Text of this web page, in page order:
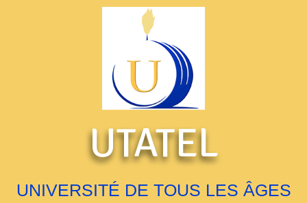
UTATEL
UNIVERSITÉ DE TOUS LES ÂGES